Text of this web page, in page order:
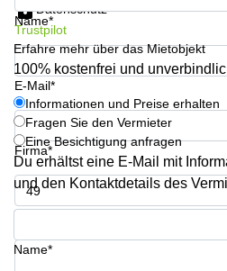
Business
Center
Zürich
Business
Center
Zug
Business
Center
Bern
Glärnischstrasse
13 Wil
Werftestrasse
4 Luzern
Name*
E-Mail*
Firma*
Telefon*
Datenschutz
Trustpilot
Erfahre mehr über das Mietobjekt
100% kostenfrei und
Informationen und Preise erhalten
Fragen Sie den Vermieter
Eine Besichtigung anfragen
Du erhältst eine E-Mail mit
und den Kontaktdetails des
Name*